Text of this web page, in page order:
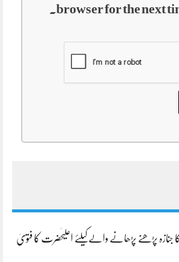
browser for the next
جنازہ پڑھنے پڑھانے والےکیلئے اعلیٰحضرت کا فتویٰ